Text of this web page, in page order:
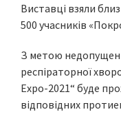
Виставці взяли
500 учасників
З метою
респіраторної
Expo-2021“ буде
відповідних